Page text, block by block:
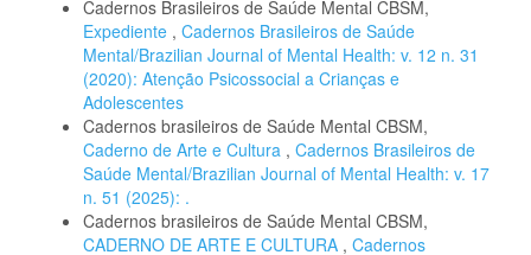
Cadernos Brasileiros de Saúde Mental CBSM,
Expediente , Cadernos Brasileiros de Saúde
Mental/Brazilian Journal of Mental Health: v. 12 n. 31
(2020): Atenção Psicossocial a Crianças e
Adolescentes
Cadernos brasileiros de Saúde Mental CBSM,
Caderno de Arte e Cultura , Cadernos Brasileiros de
Saúde Mental/Brazilian Journal of Mental Health: v. 17
n. 51 (2025): .
Cadernos brasileiros de Saúde Mental CBSM,
CADERNO DE ARTE E CULTURA , Cadernos